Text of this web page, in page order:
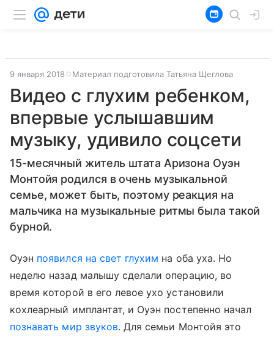
9 января 2018 Материал подготовила Татьяна Щеглова
Видео с глухим ребенком,
впервые услышавшим
музыку, удивило соцсети
15-месячный житель штата Аризона Оуэн
Монтойя родился в очень музыкальной
семье, может быть, поэтому реакция на
мальчика на музыкальные ритмы была такой
бурной.
Оуэн появился на свет глухим на оба уха. Но
неделю назад малышу сделали операцию, во
время которой в его левое ухо установили
кохлеарный имплантат, и Оуэн постепенно начал
познавать мир звуков. Для семьи Монтойя это